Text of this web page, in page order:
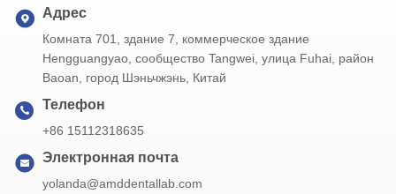
Адрес
Комната 701, здание 7, коммерческое здание
Hengguangyao, сообщество Tangwei, улица Fuhai, район
Baoan, город Шэньчжэнь, Китай
Телефон
+86 15112318635
Электронная почта
yolanda@amddentallab.com